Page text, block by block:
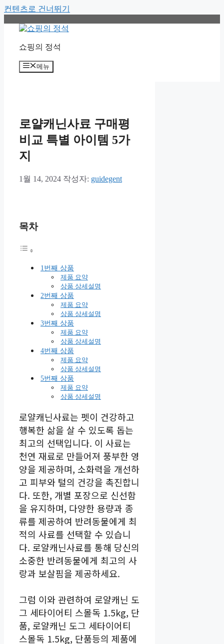
컨텐츠로 건너뛰기
쇼핑의 정석
메뉴
로얄캐닌사료 구매평
비교 특별 아이템 5가
지
1월 14, 2024 작성자: guidegent
목차
1번째 상품
제품 요약
상품 상세설명
2번째 상품
제품 요약
상품 상세설명
3번째 상품
제품 요약
상품 상세설명
4번째 상품
제품 요약
상품 상세설명
5번째 상품
제품 요약
상품 상세설명
로얄캐닌사료는 펫이 건강하고
행복한 삶을 살 수 있도록 돕는
최고의 선택입니다. 이 사료는
천연 재료로 만들어져 풍부한 영
양을 제공하며, 소화력을 개선하
고 피부와 털의 건강을 촉진합니
다. 또한, 개별 포장으로 신선함
을 유지하며, 다양한 용량과 종
류를 제공하여 반려동물에게 최
적의 사료를 선택할 수 있습니
다. 로얄캐닌사료를 통해 당신의
소중한 반려동물에게 최고의 사
랑과 보살핌을 제공하세요.
그럼 이와 관련하여 로얄캐닌 도
그 세타이어티 스몰독 1.5kg, 단
품, 로얄캐닌 도그 세타이어티
스몰독 1.5kg, 단품등의 제품에